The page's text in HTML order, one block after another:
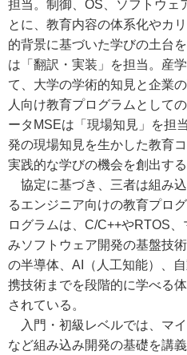
担当。制御、OS、ソフトウェ
とに、教育内容の体系化やカ
的背景に基づいた学びの土台
は「翻訳・実装」を担当。産
て、大学の学術的知見と企業
人向け教育プログラムとして
ータMSEは「現場知見」を担
発の現場知見を生かした教育
実践的な学びの機会を創出する
協定に基づき、三者は組み
るエンジニア向けの教育プロ
ログラムは、C/C++やRTOS
みソフトウェア開発の基盤技
の半導体、AI（人工知能）、
携技術までを段階的に学べる
されている。
入門・初級レベルでは、マ
など組み込み開発の基礎を講